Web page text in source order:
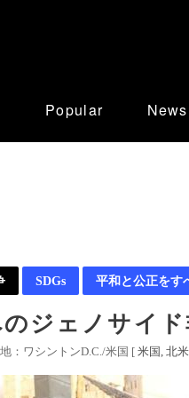
Popular News
SDGs 平和と公正をす
ジェノサイド
：ワシントンD.C./米国 [ 米国 北米